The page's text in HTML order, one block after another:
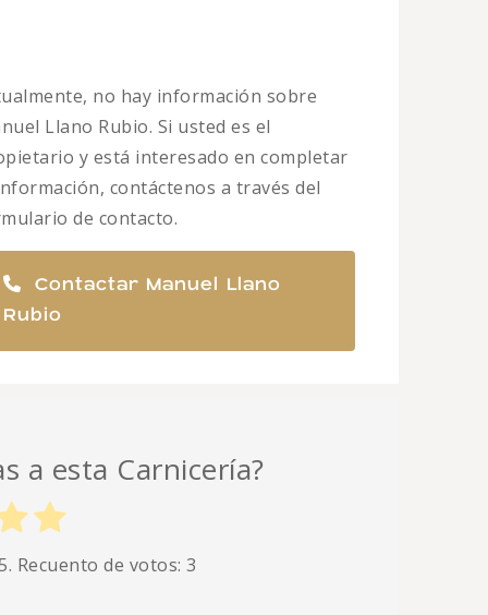
no hay información sobre
Llano Rubio. Si usted es el
y está interesado en completar
contáctenos a través del
de contacto.
Contactar Manuel Llano
Rubio
a esta Carnicería?
Recuento de votos:3